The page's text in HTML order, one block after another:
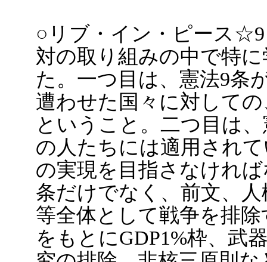
○リブ・イン・ピース
対の取り組みの中で特
た。一つ目は、憲法9条
遭わせた国々に対して
ということ。二つ目は
の人たちには適用され
の実現を目指さなけれ
条だけでなく、前文、
等全体として戦争を排
をもとにGDP1%枠、武